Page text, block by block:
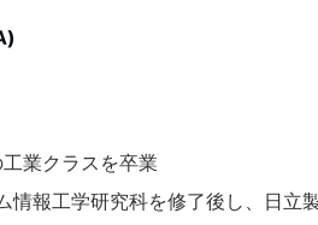
業クラスを卒業
報工学研究科を修了後し、日立製